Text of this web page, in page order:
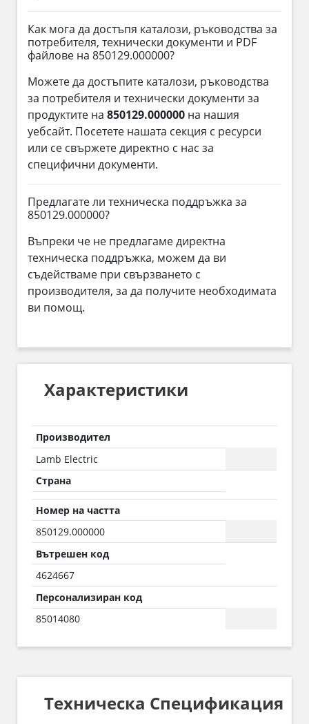
Как мога да достъпя каталози, ръководства за
потребителя, технически документи и PDF
файлове на 850129.000000?
Можете да достъпите каталози, ръководства
за потребителя и технически документи за
продуктите на 850129.000000 на нашия
уебсайт. Посетете нашата секция с ресурси
или се свържете директно с нас за
специфични документи.
Предлагате ли техническа поддръжка за
850129.000000?
Въпреки че не предлагаме директна
техническа поддръжка, можем да ви
съдействаме при свързването с
производителя, за да получите необходимата
ви помощ.
Характеристики
Производител
Lamb Electric
Страна
Номер на частта
850129.000000
Вътрешен код
4624667
Персонализиран код
85014080
Техническа Спецификация